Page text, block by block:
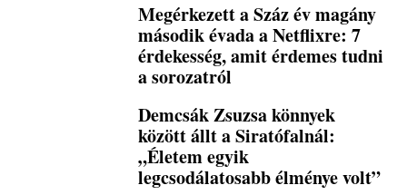
Megérkezett a Száz év magány
második évada a Netflixre: 7
érdekesség, amit érdemes tudni
a sorozatról
Demcsák Zsuzsa könnyek
között állt a Siratófalnál:
„Életem egyik
legcsodálatosabb élménye volt”